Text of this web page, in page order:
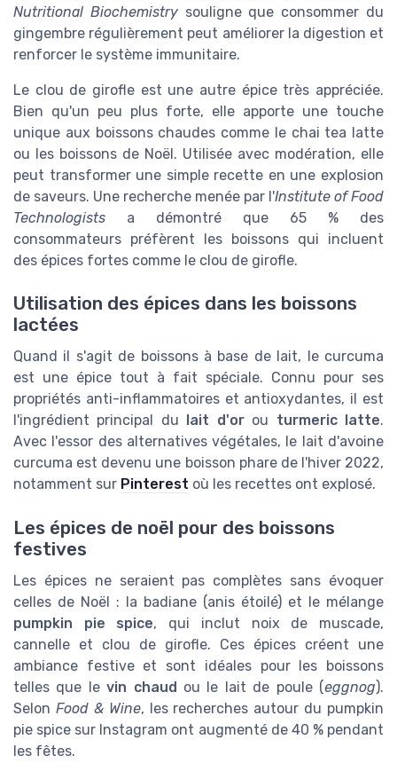
Nutritional Biochemistrysouligne que consommer du
gingembre régulièrement peut améliorer la digestion et
renforcer le système immunitaire.
Le clou de girofle est une autre épice très appréciée.
Bien qu'un peu plus forte, elle apporte une touche
unique aux boissons chaudes comme le chai tea latte
ou les boissons de Noël. Utilisée avec modération, elle
peut transformer une simple recette en une explosion
de saveurs. Une recherche menée par l'Institute of Food
Technologists a démontré que 65 % des
consommateurs préfèrent les boissons qui incluent
des épices fortes comme le clou de girofle.
Utilisation des épices dans les boissons
lactées
Quand il s'agit de boissons à base de lait, le curcuma
est une épice tout à fait spéciale. Connu pour ses
propriétés anti-inflammatoires et antioxydantes, il est
l'ingrédient principal du
lait d'orou turmeric latte.
Avec l'essor des alternatives végétales, le lait d'avoine
curcuma est devenu une boisson phare de l'hiver 2022,
notamment sur Pinterest où les recettes ont explosé.
Les épices de noël pour des boissons
festives
Les épices ne seraient pas complètes sans évoquer
celles de Noël : la badiane (anis étoilé) et le mélange
pumpkin pie spice, qui inclut noix de muscade,
cannelle et clou de girofle. Ces épices créent une
ambiance festive et sont idéales pour les boissons
telles que levin chaud ou le lait de poule (eggnog).
Selon Food & Wine, les recherches autour du pumpkin
pie spice sur Instagram ont augmenté de 40 % pendant
les fêtes.